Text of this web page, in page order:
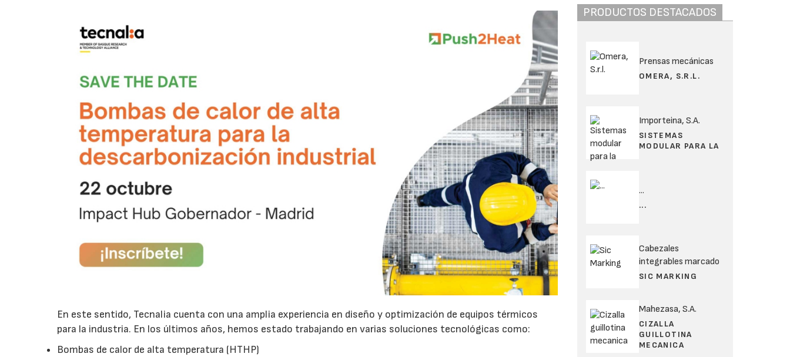
En este sentido, Tecnalia cuenta con una amplia experiencia en diseño y optimización de equipos térmicos
para la industria. En los últimos años, hemos estado trabajando en varias soluciones tecnológicas como:
Bombas de calor de alta temperatura (HTHP)
PRODUCTOS DESTACADOS
Prensas mecánicas
OMERA, S.R.L.
Importeina, S.A.
SISTEMAS
MODULAR PARA LA
...
...
Cabezales
integrables marcado
SIC MARKING
Mahezasa, S.A.
CIZALLA
GUILLOTINA
MECANICA